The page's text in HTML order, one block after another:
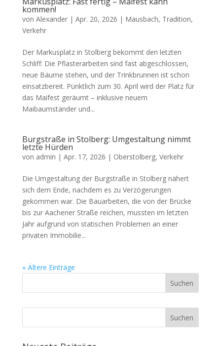
kommen!
von Alexander| Apr. 20, 2026 | Mausbach, Tradition,
Verkehr
Der Markusplatz in Stolberg bekommt den letzten
Schliff: Die Pflasterarbeiten sind fast abgeschlossen,
neue Bäume stehen, und der Trinkbrunnen ist schon
einsatzbereit. Pünktlich zum 30. April wird der Platz für
das Maifest geräumt – inklusive neuem
Maibaumständer und...
Burgstraße in Stolberg: Umgestaltung nimmt
letzte Hürden
von admin | Apr. 17, 2026 | Oberstolberg, Verkehr
Die Umgestaltung der Burgstraße in Stolberg nähert
sich dem Ende, nachdem es zu Verzögerungen
gekommen war. Die Bauarbeiten, die von der Brücke
bis zur Aachener Straße reichen, mussten im letzten
Jahr aufgrund von statischen Problemen an einer
privaten Immobilie...
« Ältere Einträge